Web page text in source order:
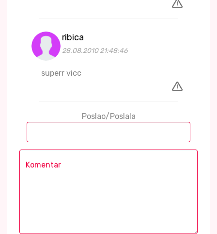
ribica
28.08.2010 21:48:46
superr vicc
Poslao/Poslala